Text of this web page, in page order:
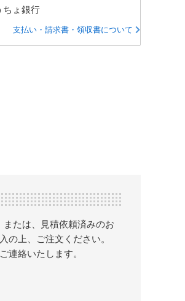
ちょ銀行
支払い・請求書・領収書について
たは、見積依頼済みのお
の上、ご注文ください。
連絡いたします。